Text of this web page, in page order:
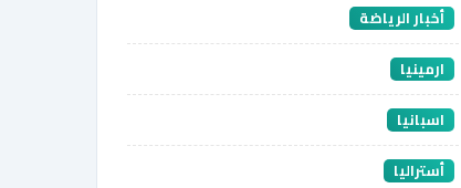
أخبار الرياضة
ارمينيا
اسبانيا
أستراليا